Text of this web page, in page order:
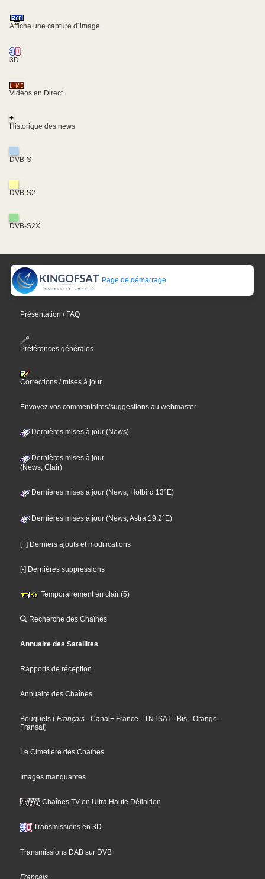
Affiche une capture d´image
3D
Vidéos en Direct
+
Historique des news
DVB-S
DVB-S2
DVB-S2X
Page de démarrage
Présentation / FAQ
Préférences générales
Corrections / mises à jour
Envoyez vos commentaires/suggestions au webmaster
Dernières mises à jour (News)
Dernières mises à jour
(News, Clair)
Dernières mises à jour (News, Hotbird 13°E)
Dernières mises à jour (News, Astra 19,2°E)
[+] Derniers ajouts et modifications
[-] Dernières suppressions
Temporairement en clair (5)
Recherche des Chaînes
Annuaire des Satellites
Rapports de réception
Annuaire des Chaînes
Bouquets ( Français - Canal+ France - TNTSAT - Bis - Orange -
Fransat)
Le Cimetière des Chaînes
Images manquantes
Chaînes TV en Ultra Haute Définition
Transmissions en 3D
Transmissions DAB sur DVB
Français